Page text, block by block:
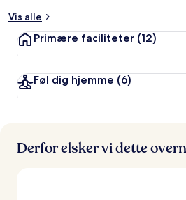
Vis alle
Primære faciliteter (12)
Føl dig hjemme (6)
Derfor elsker vi dette